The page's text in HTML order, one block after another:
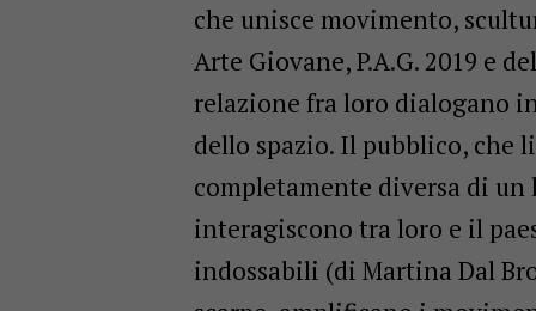
che unisce movimento,
Arte Giovane, P.A.G. 2019 e
relazione fra loro dialogano
dello spazio. Il pubblico, che
completamente diversa di
interagiscono tra loro e il
indossabili (di Martina Dal